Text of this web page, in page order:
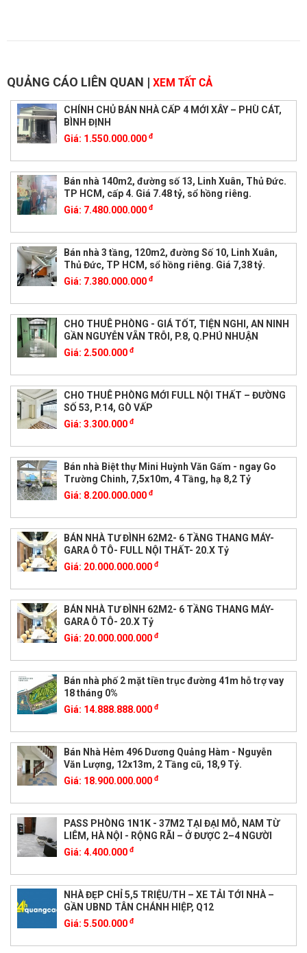
QUẢNG CÁO LIÊN QUAN | XEM TẤT CẢ
CHÍNH CHỦ BÁN NHÀ CẤP 4 MỚI XÂY – PHÙ CÁT,
BÌNH ĐỊNH
Giá: 1.550.000.000 đ
Bán nhà 140m2, đường số 13, Linh Xuân, Thủ Đức.
TP HCM, cấp 4. Giá 7.48 tỷ, sổ hồng riêng.
Giá: 7.480.000.000 đ
Bán nhà 3 tầng, 120m2, đường Số 10, Linh Xuân,
Thủ Đức, TP HCM, sổ hồng riêng. Giá 7,38 tỷ.
Giá: 7.380.000.000 đ
CHO THUÊ PHÒNG - GIÁ TỐT, TIỆN NGHI, AN NINH
GẦN NGUYỄN VẴN TRỖI, P.8, Q.PHÚ NHUẬN
Giá: 2.500.000 đ
CHO THUÊ PHÒNG MỚI FULL NỘI THẤT – ĐƯỜNG
SỐ 53, P.14, GÒ VẤP
Giá: 3.300.000 đ
Bán nhà Biệt thự Mini Huỳnh Văn Gấm - ngay Go
Trường Chinh, 7,5x10m, 4 Tầng, hạ 8,2 Tỷ
Giá: 8.200.000.000 đ
BÁN NHÀ TƯ ĐÌNH 62M2- 6 TẦNG THANG MÁY-
GARA Ô TÔ- FULL NỘI THẤT- 20.X Tỷ
Giá: 20.000.000.000 đ
BÁN NHÀ TƯ ĐÌNH 62M2- 6 TẦNG THANG MÁY-
GARA Ô TÔ- 20.X Tỷ
Giá: 20.000.000.000 đ
Bán nhà phố 2 mặt tiền trục đường 41m hỗ trợ vay
18 tháng 0%
Giá: 14.888.888.000 đ
Bán Nhà Hẻm 496 Dương Quảng Hàm - Nguyễn
Văn Lượng, 12x13m, 2 Tầng cũ, 18,9 Tỷ.
Giá: 18.900.000.000 đ
PASS PHÒNG 1N1K - 37M2 TẠI ĐẠI MỖ, NAM TỪ
LIÊM, HÀ NỘI - RỘNG RÃI – Ở ĐƯỢC 2–4 NGƯỜI
Giá: 4.400.000 đ
NHÀ ĐẸP CHỈ 5,5 TRIỆU/TH – XE TẢI TỚI NHÀ –
GẦN UBND TÂN CHÁNH HIỆP, Q12
Giá: 5.500.000 đ